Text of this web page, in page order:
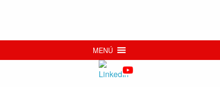
MENÚ